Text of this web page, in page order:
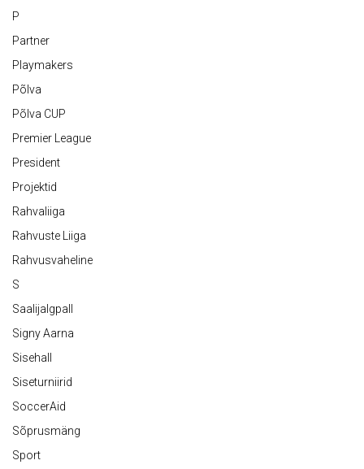
P
Partner
Playmakers
Põlva
Põlva CUP
Premier League
President
Projektid
Rahvaliiga
Rahvuste Liiga
Rahvusvaheline
S
Saalijalgpall
Signy Aarna
Sisehall
Siseturniirid
SoccerAid
Sõprusmäng
Sport